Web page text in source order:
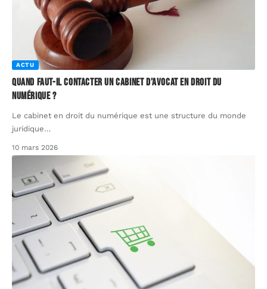
ACTU
Quand faut-il contacter un cabinet d’avocat en droit du
numérique ?
Le cabinet en droit du numérique est une structure du monde
juridique…
10 mars 2026